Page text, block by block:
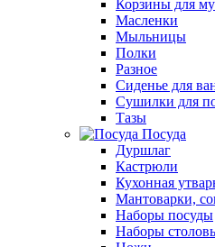
Корзины для
Масленки
Мыльницы
Полки
Разное
Сиденье для
Сушилки для
Тазы
Посуда
Дуршлаг
Кастрюли
Кухонная
Мантоварки,
Наборы посуды
Наборы